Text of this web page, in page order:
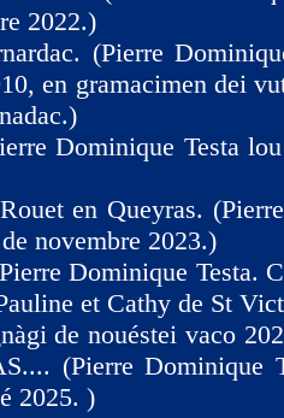
2022.)
(Pierre
en gramacimen dei
Dominique Testa
en Queyras.
novembre 2023.)
Dominique Testa.
et Cathy de St
de nouéstei vaco
(Pierre Dominique
2025. )